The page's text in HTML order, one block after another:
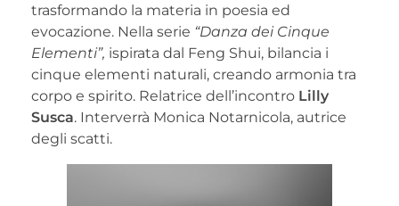
trasformando la materia in poesia ed
evocazione. Nella serie “Danza dei Cinque
Elementi”, ispirata dal Feng Shui, bilancia i
cinque elementi naturali, creando armonia tra
corpo e spirito. Relatrice dell’incontro Lilly
Susca. Interverrà Monica Notarnicola, autrice
degli scatti.